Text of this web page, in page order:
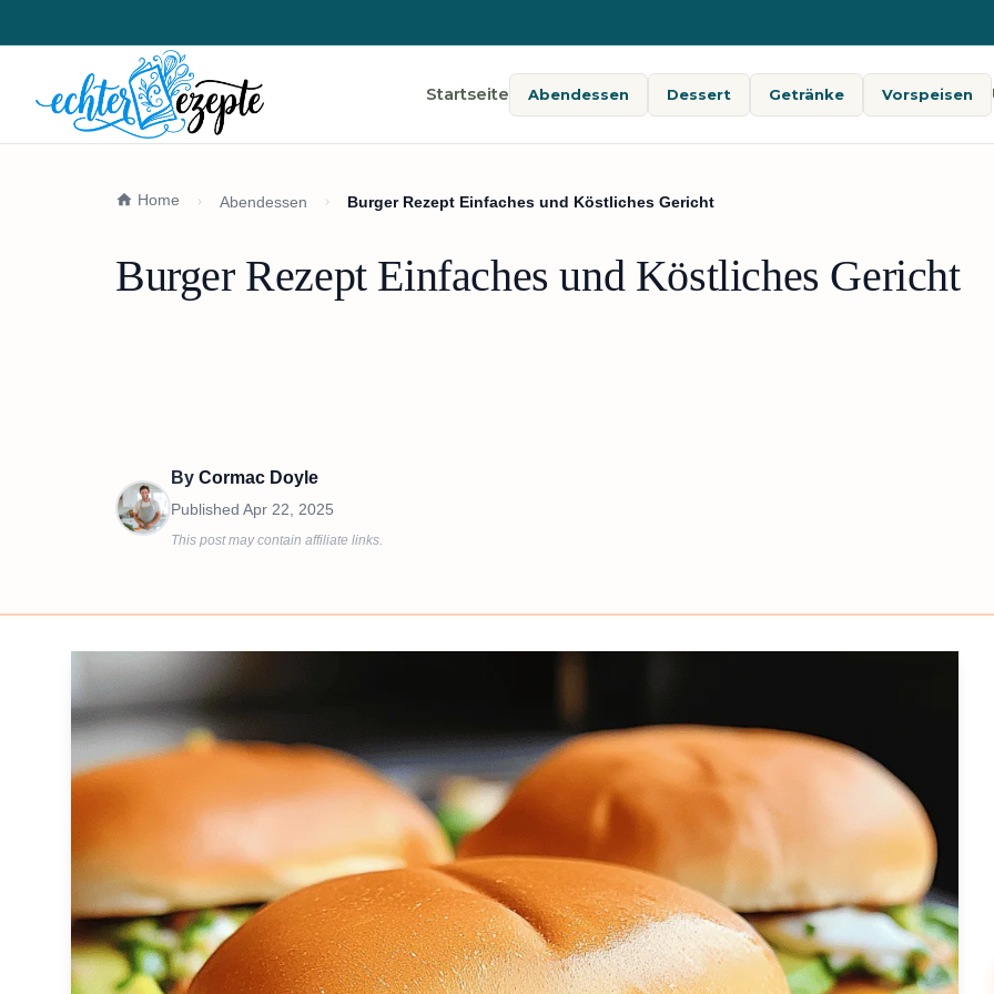
Startseite Abendessen Dessert Getränke Vorspeisen
Home Abendessen Burger Rezept Einfaches und Köstliches Gericht
Burger Rezept Einfaches und Köstliches Gericht
By Cormac Doyle
Published Apr 22, 2025
This post may contain affiliate links.